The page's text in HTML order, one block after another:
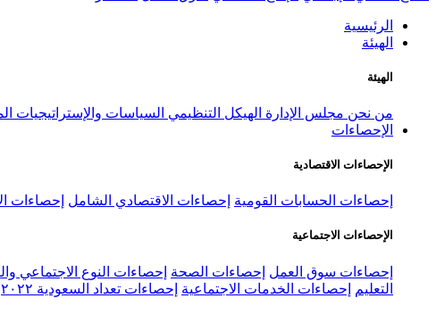
الرئيسية
الهيئة
الهيئة
من نحن مجلس الإدارة الهيكل التنظيمي السياسات والإستراتيجيات
الإحصاءات
الإحصاءات الاقتصادية
إحصاءات الحسابات القومية إحصاءات الاقتصادي الشامل إحصاءات
الإحصاءات الاجتماعية
إحصاءات سوق العمل إحصاءات الصحة إحصاءات النوع الاجتماعي
التعليم
إحصاءات الخدمات الاجتماعية إحصاءات تعداد السعودية ٢٠٢٢